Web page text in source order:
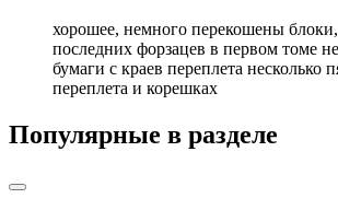
хорошее, немного перекошены
последних форзацев в первом томе
бумаги с краев переплета несколько
переплета и корешках
Популярные в разделе